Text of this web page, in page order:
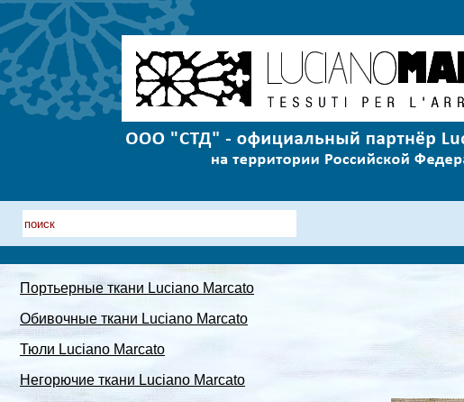
Портьерные ткани Luciano Marcato
Обивочные ткани Luciano Marcato
Тюли Luciano Marcato
Негорючие ткани Luciano Marcato